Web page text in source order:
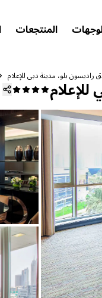
المنتجعات
راديسون بلو، مدينة دبي للإعلام